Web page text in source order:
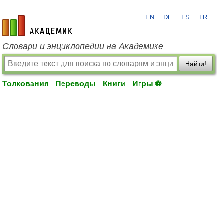
academic.ru
EN DE ES FR
Словари и энциклопедии на Академике
Найти!
Толкования Переводы Книги Игры ⚽